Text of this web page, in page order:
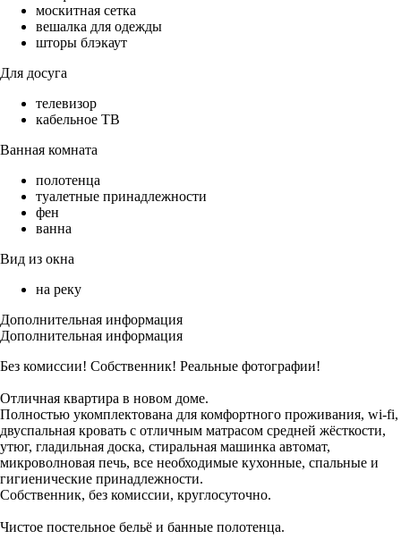
москитная сетка
вешалка для одежды
шторы блэкаут
Для досуга
телевизор
кабельное ТВ
Ванная комната
полотенца
туалетные принадлежности
фен
ванна
Вид из окна
на реку
Дополнительная информация
Дополнительная информация
Без комиссии! Собственник! Реальные фотографии!
Отличная квартира в новом доме.
Полностью укомплектована для комфортного проживания, wi-fi,
двуспальная кровать с отличным матрасом средней жёсткости,
утюг, гладильная доска, стиральная машинка автомат,
микроволновая печь, все необходимые кухонные, спальные и
гигиенические принадлежности.
Собственник, без комиссии, круглосуточно.
Чистое постельное бельё и банные полотенца.